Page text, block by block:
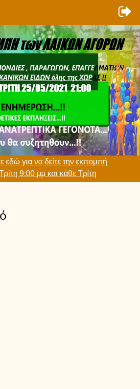
εδώ για να δείτε την εκπομπή
9:00 μμ και κάθε Τρίτη